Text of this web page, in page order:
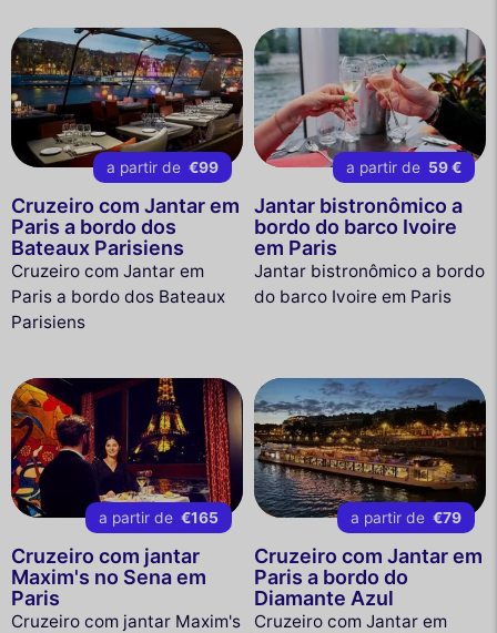
a partir de €99
Cruzeiro com Jantar em
Paris a bordo dos
Bateaux Parisiens
Cruzeiro com Jantar em
Paris a bordo dos Bateaux
Parisiens
a partir de 59 €
Jantar bistronômico a
bordo do barco Ivoire
em Paris
Jantar bistronômico a bordo
do barco Ivoire em Paris
a partir de €165
Cruzeiro com jantar
Maxim's no Sena em
Paris
Cruzeiro com jantar Maxim's
a partir de €79
Cruzeiro com Jantar em
Paris a bordo do
Diamante Azul
Cruzeiro com Jantar em